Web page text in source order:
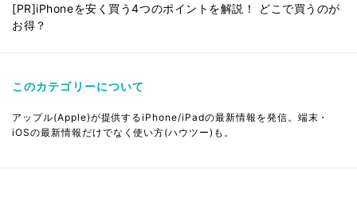
[PR]iPhoneを安く買う4つのポイントを解説！ どこで買うのが
お得？
このカテゴリーについて
アップル(Apple)が提供するiPhone/iPadの最新情報を発信。端末・
iOSの最新情報だけでなく使い方(ハウツー)も。